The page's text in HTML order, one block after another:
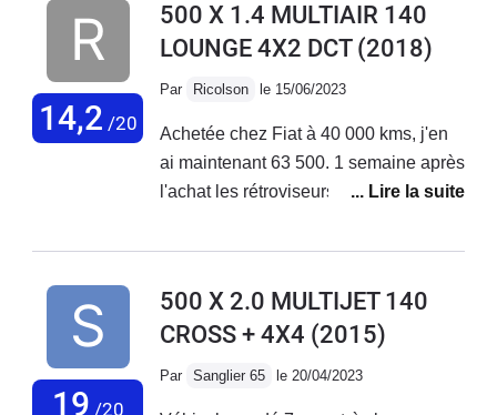
voiture vieillit très mal, tout se met à
déconner et les réparations
de leurs défauts de fabrication !
J'adore ma voiture mais au vu des
coûts de réparations faramineux, des
cesse... Je vais la revendre.
14,2 /20
500 X 1.4 MULTIAIR 140
LOUNGE 4X2 DCT(2018)
Par Ricolson le 15/06/2023
Achetée chez Fiat à 40 000 kms, j'en
ai maintenant 63 500. 1 semaine après
l'achat les rétroviseurs électriques ne
en concession. Plus gênant, 2 mois
mode dégradé. Retour en concession
en dépanneuse; problème de
19 /20
500 X 2.0 MULTIJET 140
CROSS + 4X4 (2015)
Par Sanglier 65 le 20/04/2023